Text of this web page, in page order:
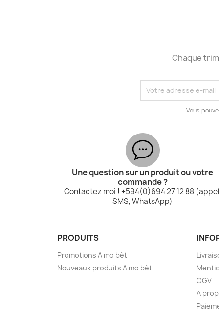
Chaque
Vous
Une question sur un produit ou votre
commande ?
Contactez moi ! +594(0)694 27 12 88
SMS, WhatsApp)
PRODUITS
Promotions A mo bèt
Nouveaux produits A mo bèt
CGV
A